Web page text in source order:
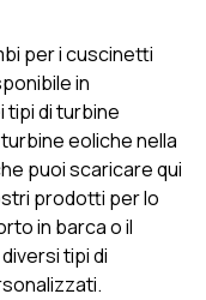
per i cuscinetti
in
tipi di turbine
eoliche nella
puoi scaricare qui
prodotti per lo
in barca o il
tipi di